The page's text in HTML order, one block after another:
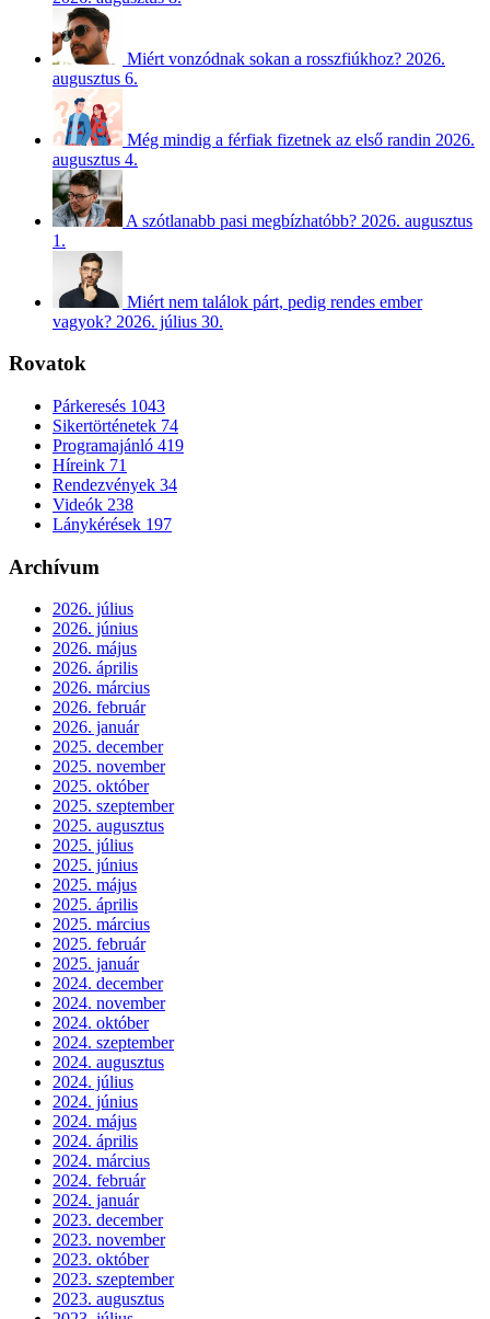
Miért vonzódnak sokan a rosszfiúkhoz? 2026.
augusztus 6.
Még mindig a férfiak fizetnek az első randin 2026.
augusztus 4.
A szótlanabb pasi megbízhatóbb? 2026. augusztus
1.
Miért nem találok párt, pedig rendes ember
vagyok? 2026. július 30.
Rovatok
Párkeresés 1043
Sikertörténetek 74
Programajánló 419
Híreink 71
Rendezvények 34
Videók 238
Lánykérések 197
Archívum
2026. július
2026. június
2026. május
2026. április
2026. március
2026. február
2026. január
2025. december
2025. november
2025. október
2025. szeptember
2025. augusztus
2025. július
2025. június
2025. május
2025. április
2025. március
2025. február
2025. január
2024. december
2024. november
2024. október
2024. szeptember
2024. augusztus
2024. július
2024. június
2024. május
2024. április
2024. március
2024. február
2024. január
2023. december
2023. november
2023. október
2023. szeptember
2023. augusztus